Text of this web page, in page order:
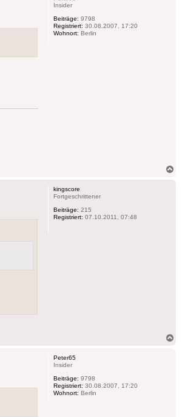
Insider
Beiträge: 9798
Registriert: 30.08.2007, 17:20
Wohnort: Berlin
kingscore
Fortgeschrittener
Beiträge: 215
Registriert: 07.10.2011, 07:48
Peter65
Insider
Beiträge: 9798
Registriert: 30.08.2007, 17:20
Wohnort: Berlin